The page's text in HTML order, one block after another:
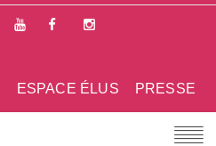
PRESSE
ESPACE ÉLUS